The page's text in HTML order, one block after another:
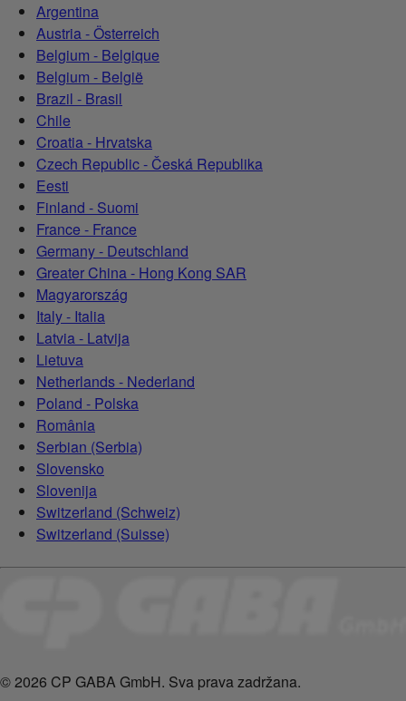
Argentina
Austria - Österreich
Belgium - Belgique
Belgium - België
Brazil - Brasil
Chile
Croatia - Hrvatska
Czech Republic - Česká Republika
Eesti
Finland - Suomi
France - France
Germany - Deutschland
Greater China - Hong Kong SAR
Magyarország
Italy - Italia
Latvia - Latvija
Lietuva
Netherlands - Nederland
Poland - Polska
România
Serbian (Serbia)
Slovensko
Slovenija
Switzerland (Schweiz)
Switzerland (Suisse)
© 2026 CP GABA GmbH. Sva prava zadržana.